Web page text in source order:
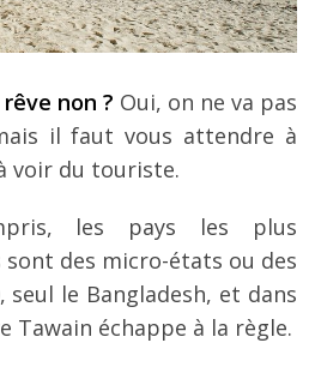
non ? Oui, on ne va pas
il faut vous attendre à
voir du touriste.
les pays les plus
des micro-états ou des
seul le Bangladesh, et dans
Tawain échappe à la règle.